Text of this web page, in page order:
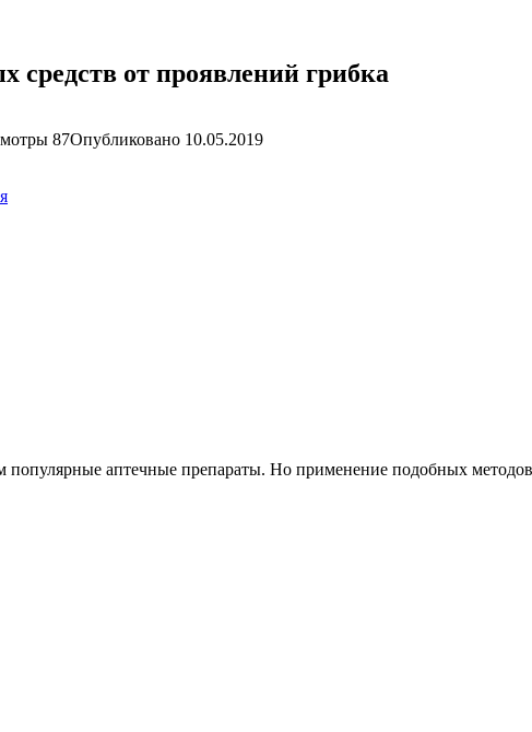
от проявлений грибка
87Опубликовано 10.05.2019
популярные аптечные препараты. Но применение подобных